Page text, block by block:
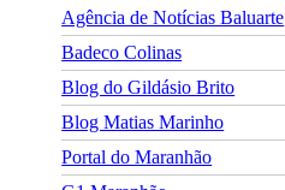
Agência de Notícias Baluarte
Badeco Colinas
Blog do Gildásio Brito
Blog Matias Marinho
Portal do Maranhão